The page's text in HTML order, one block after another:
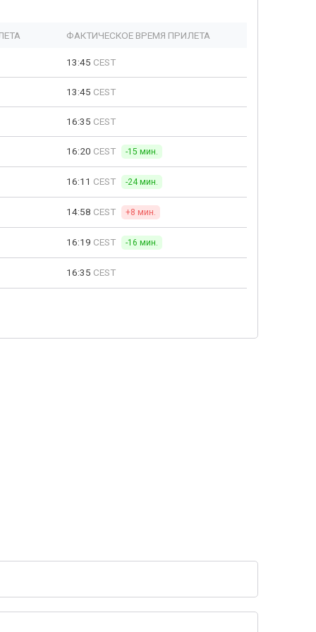
ФАКТИЧЕСКОЕ ВРЕМЯ ПРИЛЕТА
13:45 CEST
13:45 CEST
16:35 CEST
16:20 CEST -15 мин.
16:11 CEST -24 мин.
14:58 CEST +8 мин.
16:19 CEST -16 мин.
16:35 CEST